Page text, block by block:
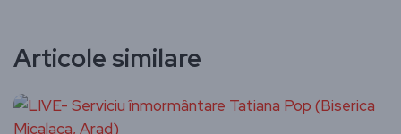
Articole similare